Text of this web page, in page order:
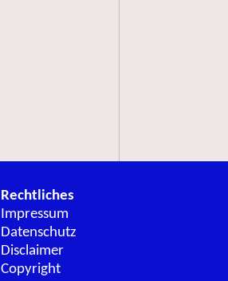
Rechtliches
Impressum
Datenschutz
Disclaimer
Copyright